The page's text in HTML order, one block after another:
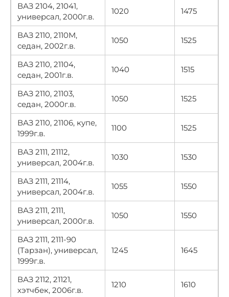
ВАЗ 2104, 21041,
универсал, 2000г.в.
1020 1475
ВАЗ 2110, 2110М,
седан, 2002г.в.
1050 1525
ВАЗ 2110, 21104,
седан, 2001г.в.
1040 1515
ВАЗ 2110, 21103,
седан, 2000г.в.
1050 1525
ВАЗ 2110, 21106, купе,
1999г.в.
1100 1525
ВАЗ 2111, 21112,
универсал, 2004г.в.
1030 1530
ВАЗ 2111, 21114,
универсал, 2004г.в.
1055 1550
ВАЗ 2111, 2111,
универсал, 2000г.в.
1050 1550
ВАЗ 2111, 2111-90
(Тарзан), универсал,
1999г.в.
1245 1645
ВАЗ 2112, 21121,
хэтчбек, 2006г.в.
1210 1610